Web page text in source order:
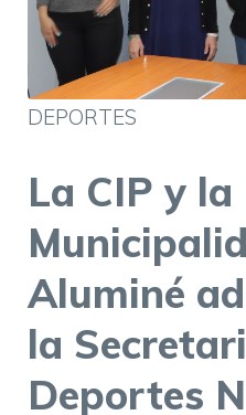
DEPORTES
La CIP y la
Aluminé
la
Deportes